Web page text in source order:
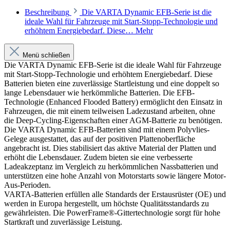
Beschreibung
Die VARTA Dynamic EFB-Serie ist die
ideale Wahl für Fahrzeuge mit Start-Stopp-Technologie und
erhöhtem Energiebedarf. Diese… Mehr
Menü schließen
Die VARTA Dynamic EFB-Serie ist die ideale Wahl für Fahrzeuge
mit Start-Stopp-Technologie und erhöhtem Energiebedarf. Diese
Batterien bieten eine zuverlässige Startleistung und eine doppelt so
lange Lebensdauer wie herkömmliche Batterien. Die EFB-
Technologie (Enhanced Flooded Battery) ermöglicht den Einsatz in
Fahrzeugen, die mit einem teilweisen Ladezustand arbeiten, ohne
die Deep-Cycling-Eigenschaften einer AGM-Batterie zu benötigen.
Die VARTA Dynamic EFB-Batterien sind mit einem Polyvlies-
Gelege ausgestattet, das auf der positiven Plattenoberfläche
angebracht ist. Dies stabilisiert das aktive Material der Platten und
erhöht die Lebensdauer. Zudem bieten sie eine verbesserte
Ladeakzeptanz im Vergleich zu herkömmlichen Nassbatterien und
unterstützen eine hohe Anzahl von Motorstarts sowie längere Motor-
Aus-Perioden.
VARTA-Batterien erfüllen alle Standards der Erstausrüster (OE) und
werden in Europa hergestellt, um höchste Qualitätsstandards zu
gewährleisten. Die PowerFrame®-Gittertechnologie sorgt für hohe
Startkraft und zuverlässige Leistung.